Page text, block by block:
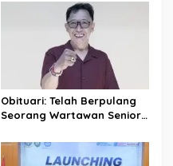
Obituari: Telah Berpulang
Seorang Wartawan Senior
Atau Hery Rawas